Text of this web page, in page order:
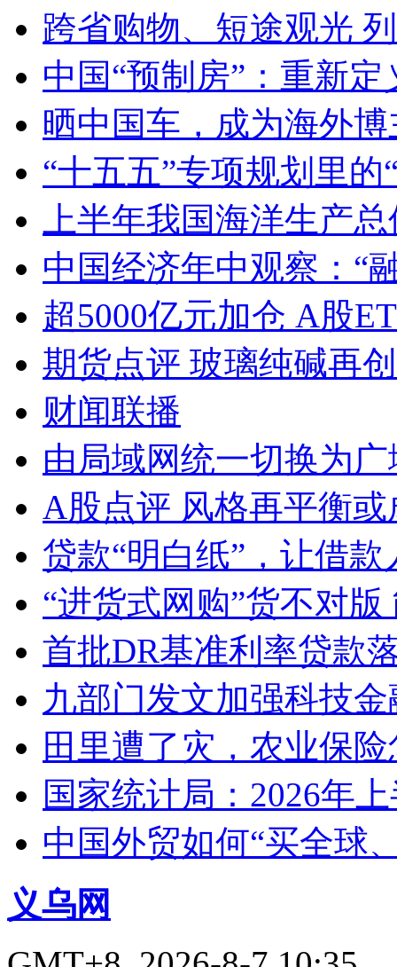
跨省购物、短途观光
中国“预制房”：重新
晒中国车，成为海外博
“十五五”专项规划里的
上半年我国海洋生产
中国经济年中观察：“
超5000亿元加仓 A股
期货点评 玻璃纯碱再
财闻联播
由局域网统一切换为
A股点评 风格再平衡或
贷款“明白纸”，让借款
“进货式网购”货不对
首批DR基准利率贷款
九部门发文加强科技
田里遭了灾，农业保
国家统计局：2026年
中国外贸如何“买全球
义乌网